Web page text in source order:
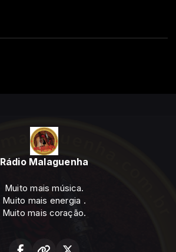
Rádio Malaguenha
Muito mais música.
Muito mais energia .
Muito mais coração.